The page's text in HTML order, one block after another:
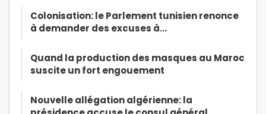
Colonisation: le Parlement tunisien renonce
à demander des excuses à…
Quand la production des masques au Maroc
suscite un fort engouement
Nouvelle allégation algérienne: la